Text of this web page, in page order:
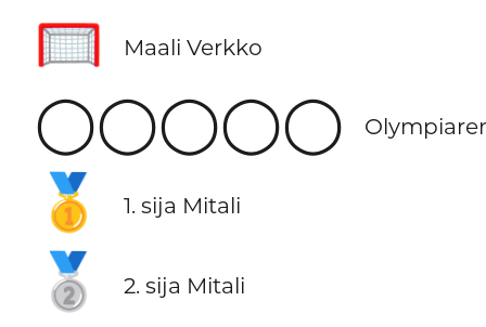
🥅 Maali Verkko
◯‍◯‍◯‍◯‍◯
🥇 1. sija Mitali
🥈 2. sija Mitali